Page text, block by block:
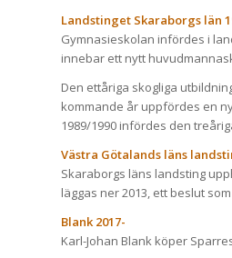
Landstinget Skaraborgs län
Gymnasieskolan infördes i
innebar ett nytt
Den ettåriga skogliga
kommande år uppfördes en
1989/1990 infördes den
Västra Götalands läns
Skaraborgs läns landsting
läggas ner 2013, ett beslut
Blank 2017-
Karl-Johan Blank köper